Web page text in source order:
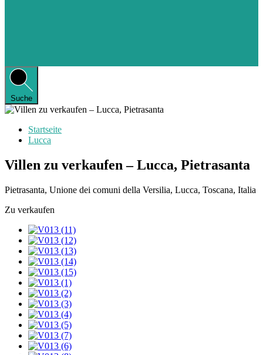
Suche
Startseite
Lucca
Villen zu verkaufen – Lucca, Pietrasanta
Pietrasanta, Unione dei comuni della Versilia, Lucca, Toscana, Italia
Zu verkaufen